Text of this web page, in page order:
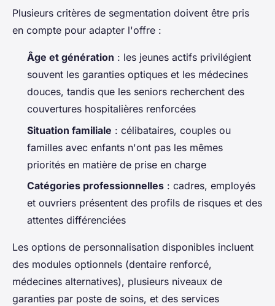
Plusieurs critères de segmentation doivent être pris
en compte pour adapter l'offre :
Âge et génération : les jeunes actifs privilégient
souvent les garanties optiques et les médecines
douces, tandis que les seniors recherchent des
couvertures hospitalières renforcées
Situation familiale : célibataires, couples ou
familles avec enfants n'ont pas les mêmes
priorités en matière de prise en charge
Catégories professionnelles : cadres, employés
et ouvriers présentent des profils de risques et des
attentes différenciées
Les options de personnalisation disponibles incluent
des modules optionnels (dentaire renforcé,
médecines alternatives), plusieurs niveaux de
garanties par poste de soins, et des services